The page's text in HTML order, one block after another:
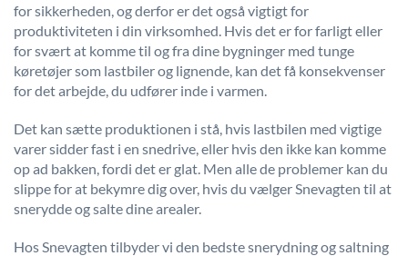
for sikkerheden, og derfor er det også vigtigt for
produktiviteten i din virksomhed. Hvis det er for farligt eller
for svært at komme til og fra dine bygninger med tunge
køretøjer som lastbiler og lignende, kan det få konsekvenser
for det arbejde, du udfører inde i varmen.
Det kan sætte produktionen i stå, hvis lastbilen med vigtige
varer sidder fast i en snedrive, eller hvis den ikke kan komme
op ad bakken, fordi det er glat. Men alle de problemer kan du
slippe for at bekymre dig over, hvis du vælger Snevagten til at
snerydde og salte dine arealer.
Hos Snevagten tilbyder vi den bedste snerydning og saltning